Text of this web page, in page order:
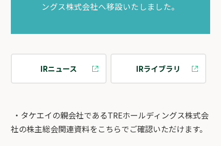
ングス株式会社へ移設いたしました。
IRニュース IRライブラリ
・タケエイの親会社であるTREホールディングス株式会
社の株主総会関連資料をこちらでご確認いただけます。